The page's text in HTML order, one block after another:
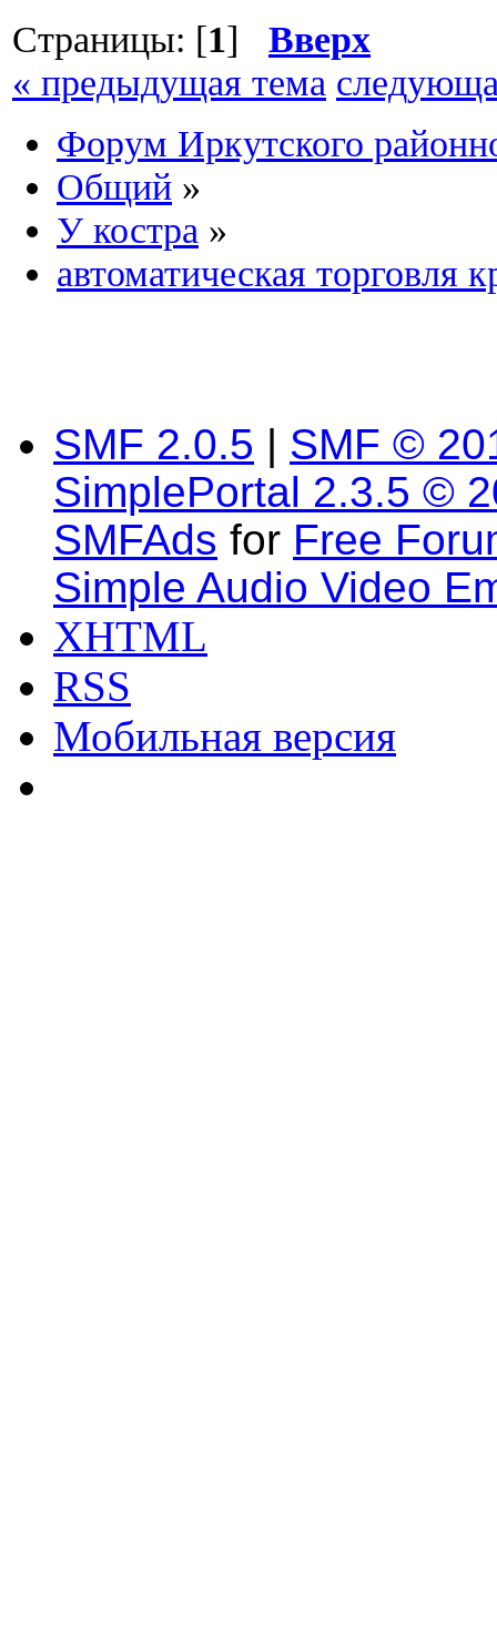
Страницы: [1] Вверх
« предыдущая тема
Форум Иркутского
Общий »
У костра »
автоматическая торговля
SMF 2.0.5 | SMF ©
SimplePortal 2.3.5 ©
SMFAds for Free
Simple Audio Video
XHTML
RSS
Мобильная версия